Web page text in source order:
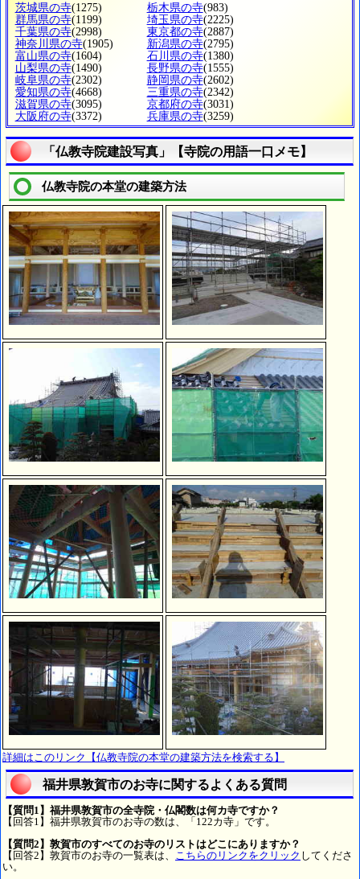
茨城県の寺(1275) 栃木県の寺(983)
群馬県の寺(1199) 埼玉県の寺(2225)
千葉県の寺(2998) 東京都の寺(2887)
神奈川県の寺(1905) 新潟県の寺(2795)
富山県の寺(1604) 石川県の寺(1380)
山梨県の寺(1490) 長野県の寺(1555)
岐阜県の寺(2302) 静岡県の寺(2602)
愛知県の寺(4668) 三重県の寺(2342)
滋賀県の寺(3095) 京都府の寺(3031)
大阪府の寺(3372) 兵庫県の寺(3259)
「仏教寺院建設写真」【寺院の用語一口メモ】
仏教寺院の本堂の建築方法
詳細はこのリンク【仏教寺院の本堂の建築方法を検索する】
福井県敦賀市のお寺に関するよくある質問
【質問1】福井県敦賀市の全寺院・仏閣数は何カ寺ですか？
【回答1】福井県敦賀市のお寺の数は、「122カ寺」です。
【質問2】敦賀市のすべてのお寺のリストはどこにありますか？
【回答2】敦賀市のお寺の一覧表は、 こちらのリンクをクリック してくださ
い。